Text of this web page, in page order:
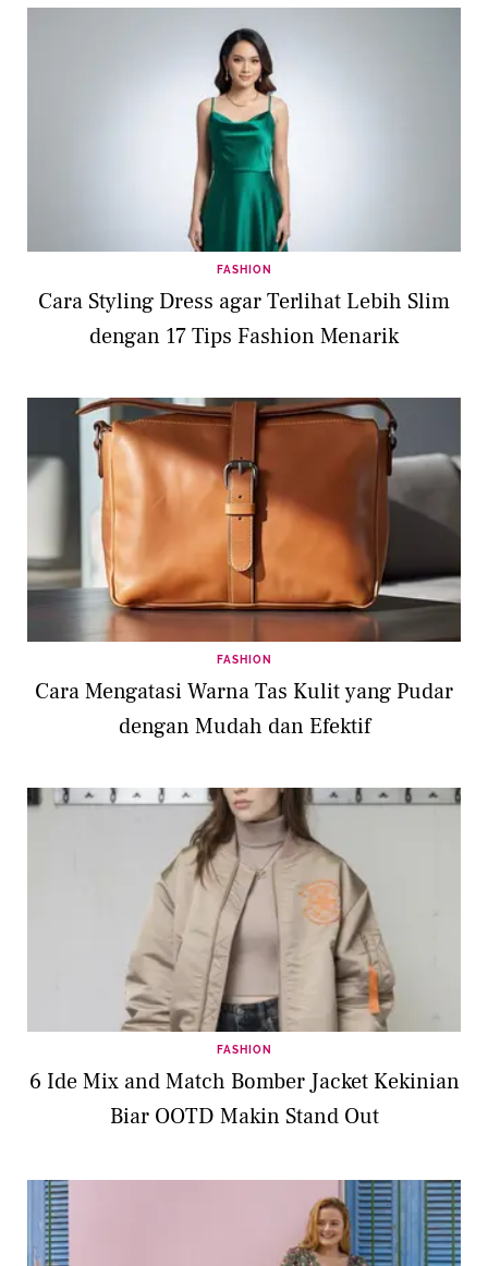
FASHION
Cara Styling Dress agar Terlihat Lebih Slim
dengan 17 Tips Fashion Menarik
FASHION
Cara Mengatasi Warna Tas Kulit yang Pudar
dengan Mudah dan Efektif
FASHION
6 Ide Mix and Match Bomber Jacket Kekinian
Biar OOTD Makin Stand Out